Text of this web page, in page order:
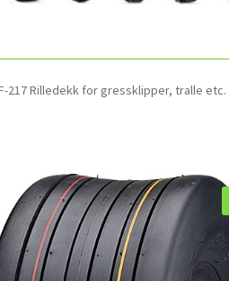
217 Rilledekk for gressklipper, tralle etc.